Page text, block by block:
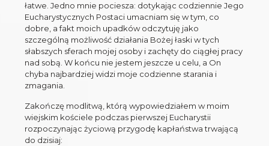
łatwe. Jedno mnie pociesza: dotykając codziennie Jego
Eucharystycznych Postaci umacniam się w tym, co
dobre, a fakt moich upadków odczytuję jako
szczególną możliwość działania Bożej łaski w tych
słabszych sferach mojej osoby i zachęty do ciągłej pracy
nad sobą. W końcu nie jestem jeszcze u celu, a On
chyba najbardziej widzi moje codzienne starania i
zmagania.
Zakończę modlitwą, którą wypowiedziałem w moim
wiejskim kościele podczas pierwszej Eucharystii
rozpoczynając życiową przygodę kapłaństwa trwającą
do dzisiaj: